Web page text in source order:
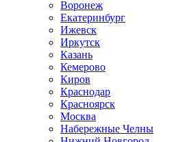
Воронеж
Екатеринбург
Ижевск
Иркутск
Казань
Кемерово
Киров
Краснодар
Красноярск
Москва
Набережные Челны